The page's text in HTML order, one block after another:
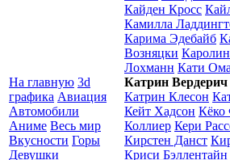
На главную 3d
графика Авиация
Автомобили
Аниме Весь мир
Вкусности Горы
Девушки
Кайден Кросс
Камилла
Карима Эдебайб
Возняцки
Лохманн Кати
Катрин Вердерич
Катрин Клесон
Кейт Хадсон Кёко
Коллиер Кери
Кирстен Данст
Криси Бэллентайн